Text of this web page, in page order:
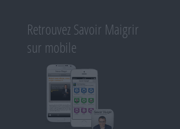
Retrouvez Savoir Maigrir
sur mobile